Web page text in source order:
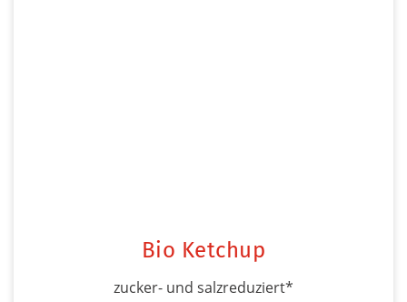
Bio Ketchup
zucker- und salzreduziert*